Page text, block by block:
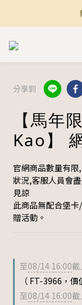
分享到
【馬年
Kao】
官網商品數量有
狀況,客服人員會
見諒
此商品無配合堡
贈活動。
至08/14 16:00
（ FT-3966，
至08/14 16:00